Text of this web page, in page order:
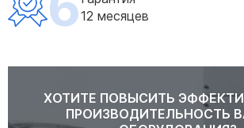
12 месяцев
ХОТИТЕ ПОВЫСИТЬ
ПРОИЗВОДИТЕЛЬНОСТЬ